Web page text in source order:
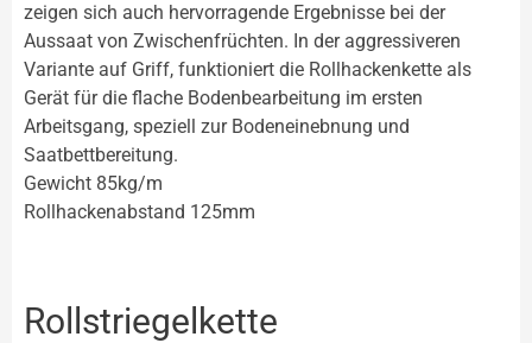
zeigen sich auch hervorragende Ergebnisse bei der
Aussaat von Zwischenfrüchten. In der aggressiveren
Variante auf Griff, funktioniert die Rollhackenkette als
Gerät für die flache Bodenbearbeitung im ersten
Arbeitsgang, speziell zur Bodeneinebnung und
Saatbettbereitung.
Gewicht 85kg/m
Rollhackenabstand 125mm
Rollstriegelkette